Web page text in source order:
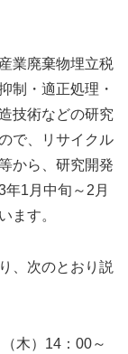
業廃棄物埋立税
制・適正処理・
技術などの研究
で、リサイクル
から、研究開発
1月中旬～2月
ます。
、次のとおり説
木）14：00～